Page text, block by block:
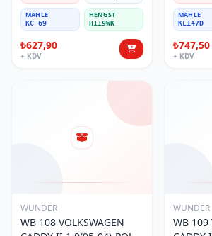
MAHLE
KC 69
HENGST
H119WK
₺627,90
+ KDV
MAHLE
KL147D
₺747,50
+ KDV
WUNDER
WB 108 VOLKSWAGEN
WUNDER
WB 109